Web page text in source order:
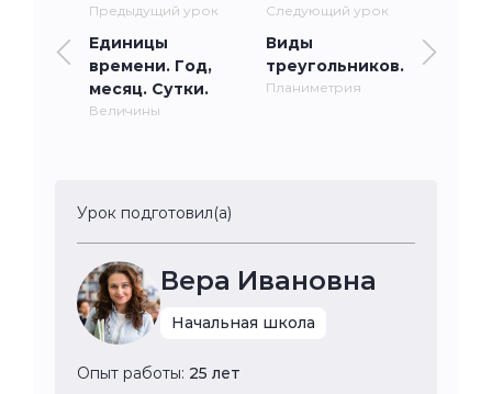
Предыдущий урок
Единицы
времени. Год,
месяц. Сутки.
Величины
Следующий урок
Виды
треугольников.
Планиметрия
Урок подготовил(а)
Вера Ивановна
Начальная школа
Опыт работы: 25 лет